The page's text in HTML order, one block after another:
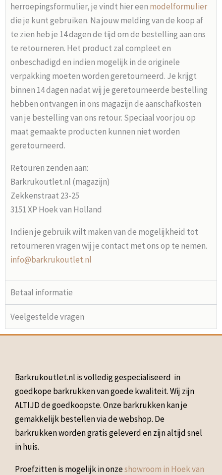
herroepingsformulier, je vindt hier een modelformulier
die je kunt gebruiken. Na jouw melding van de koop af
te zien heb je 14 dagen de tijd om de bestelling aan ons
te retourneren. Het product zal compleet en
onbeschadigd en indien mogelijk in de originele
verpakking moeten worden geretourneerd. Je krijgt
binnen 14 dagen nadat wij je geretourneerde bestelling
hebben ontvangen in ons magazijn de aanschafkosten
van je bestelling van ons retour. Speciaal voor jou op
maat gemaakte producten kunnen niet worden
geretourneerd.
Retouren zenden aan:
Barkrukoutlet.nl (magazijn)
Zekkenstraat 23-25
3151 XP Hoek van Holland
Indien je gebruik wilt maken van de mogelijkheid tot
retourneren vragen wij je contact met ons op te nemen.
info@barkrukoutlet.nl
Betaal informatie
Veelgestelde vragen
Barkrukoutlet.nl is volledig gespecialiseerd in
goedkope barkrukken van goede kwaliteit. Wij zijn
ALTIJD de goedkoopste. Onze barkrukken kan je
gemakkelijk bestellen via de webshop. De
barkrukken worden gratis geleverd en zijn altijd snel
in huis.
Proefzitten is mogelijk in onzeshowroom in Hoek van